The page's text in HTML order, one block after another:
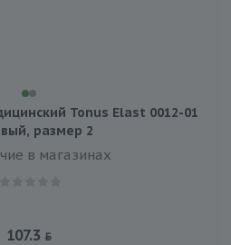
Tonus Elast 0012-01
размер 2
в магазинах
107.3